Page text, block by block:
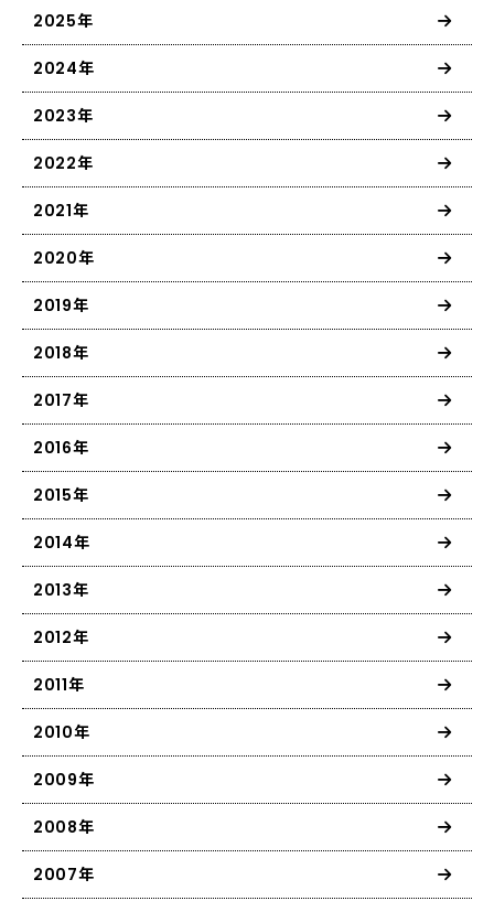
2025年
2024年
2023年
2022年
2021年
2020年
2019年
2018年
2017年
2016年
2015年
2014年
2013年
2012年
2011年
2010年
2009年
2008年
2007年